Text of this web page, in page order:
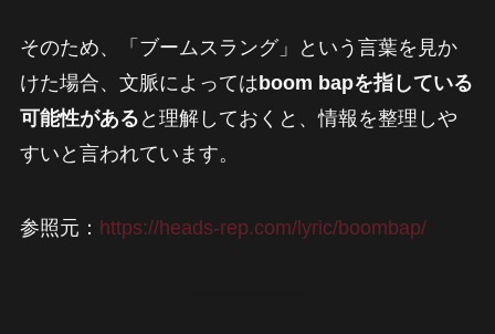
そのため、「ブームスラング」という言葉を見か
けた場合、文脈によってはboom bapを指している
可能性がある と理解しておくと、情報を整理しや
すいと言われています。
参照元： https://heads-rep.com/lyric/boombap/